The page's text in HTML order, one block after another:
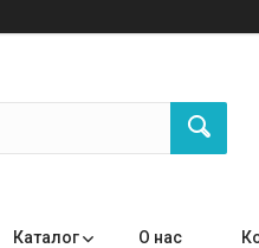
Каталог О нас